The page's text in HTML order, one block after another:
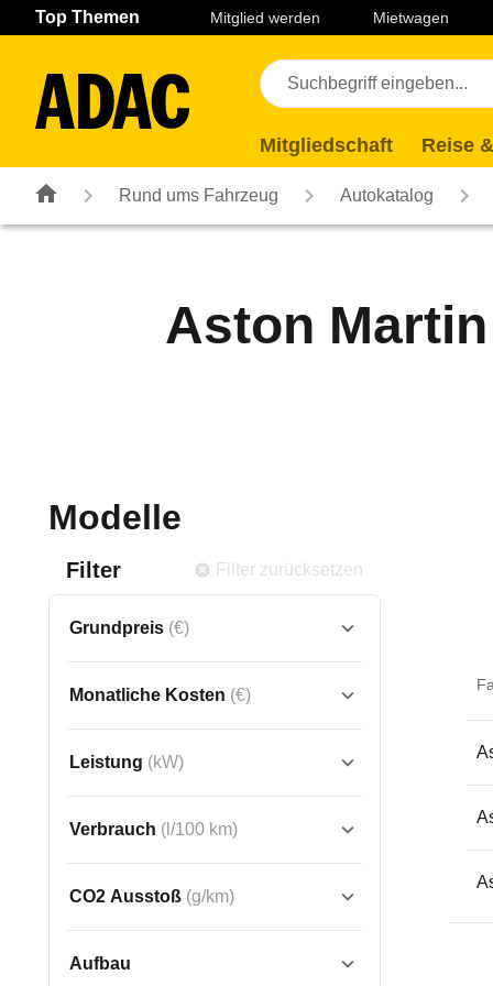
Navigation Seiteninhalt Fußzeile
Top Themen Mitglied werden Mietwagen
Mitgliedschaft Reise
Rund ums Fahrzeug Autokatalog
Aston
Modelle
Filter Filter zurücksetzen
Grundpreis (€)
Monatliche Kosten (€)
Leistung (kW)
Verbrauch (l/100 km)
CO2 Ausstoß (g/km)
Aufbau